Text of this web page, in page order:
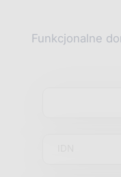
Funkcjonalne